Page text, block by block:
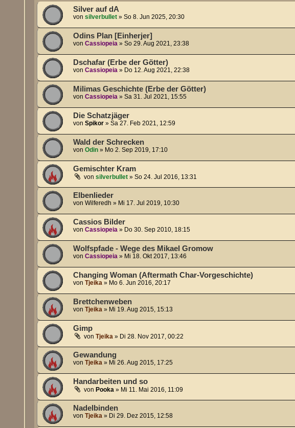
Silver auf dA
vonsilverbullet »So 8. Jun 2025, 20:30
Odins Plan [Einherjer]
vonCassiopeia »So 29. Aug 2021, 23:38
Dschafar (Erbe der Götter)
vonCassiopeia » Do 12. Aug 2021, 22:38
Milimas Geschichte (Erbe der Götter)
vonCassiopeia »Sa 31. Jul 2021, 15:55
Die Schatzjäger
vonSpikor »Sa 27. Feb 2021, 12:59
Wald der Schrecken
vonOdin » Mo 2. Sep 2019, 17:10
Gemischter Kram
vonsilverbullet »So 24. Jul 2016, 13:31
Elbenlieder
vonWilferedh » Mi 17. Jul 2019, 10:30
Cassios Bilder
vonCassiopeia » Do 30. Sep 2010, 18:15
Wolfspfade - Wege des Mikael Gromow
vonCassiopeia » Mi 18. Okt 2017, 13:46
Changing Woman (Aftermath Char-Vorgeschichte)
vonTjeika » Mo 6. Jun 2016, 20:17
Brettchenweben
vonTjeika » Mi 19. Aug 2015, 15:13
Gimp
vonTjeika » Di 28. Nov 2017, 00:22
Gewandung
vonTjeika » Mi 26. Aug 2015, 17:25
Handarbeiten und so
von Pooka » Mi 11. Mai 2016, 11:09
Nadelbinden
vonTjeika » Di 29. Dez 2015, 12:58